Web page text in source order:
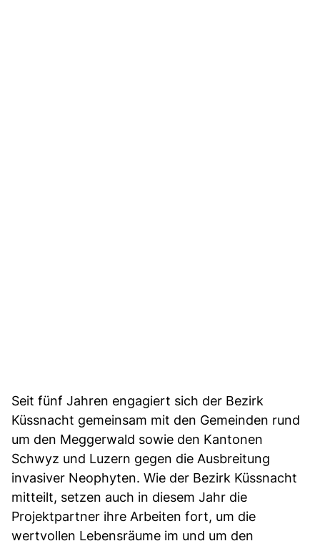
Seit fünf Jahren engagiert sich der Bezirk
Küssnacht gemeinsam mit den Gemeinden rund
um den Meggerwald sowie den Kantonen
Schwyz und Luzern gegen die Ausbreitung
invasiver Neophyten. Wie der Bezirk Küssnacht
mitteilt, setzen auch in diesem Jahr die
Projektpartner ihre Arbeiten fort, um die
wertvollen Lebensräume im und um den